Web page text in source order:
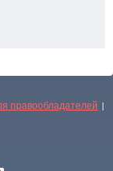
правообладателей |